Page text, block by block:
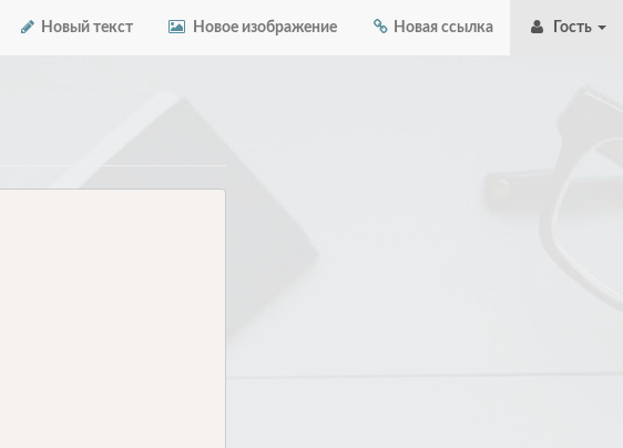
Новый текст Новое изображение Новая ссылка Гость